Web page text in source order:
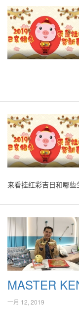
来看挂红彩吉日和哪些
MASTER
一月 12, 2019